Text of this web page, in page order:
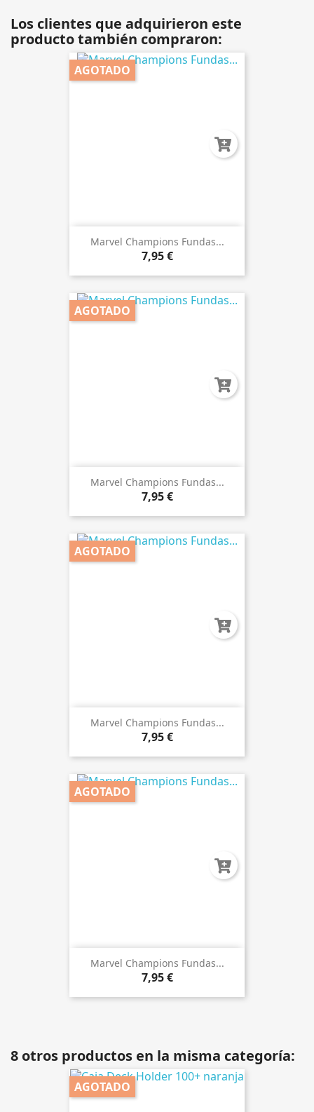
Los clientes que adquirieron este
producto también compraron:
Marvel Champions Fundas...
7,95 €
AGOTADO
Marvel Champions Fundas...
7,95 €
AGOTADO
Marvel Champions Fundas...
7,95 €
AGOTADO
Marvel Champions Fundas...
7,95 €
AGOTADO
8 otros productos en la misma categoría:
AGOTADO